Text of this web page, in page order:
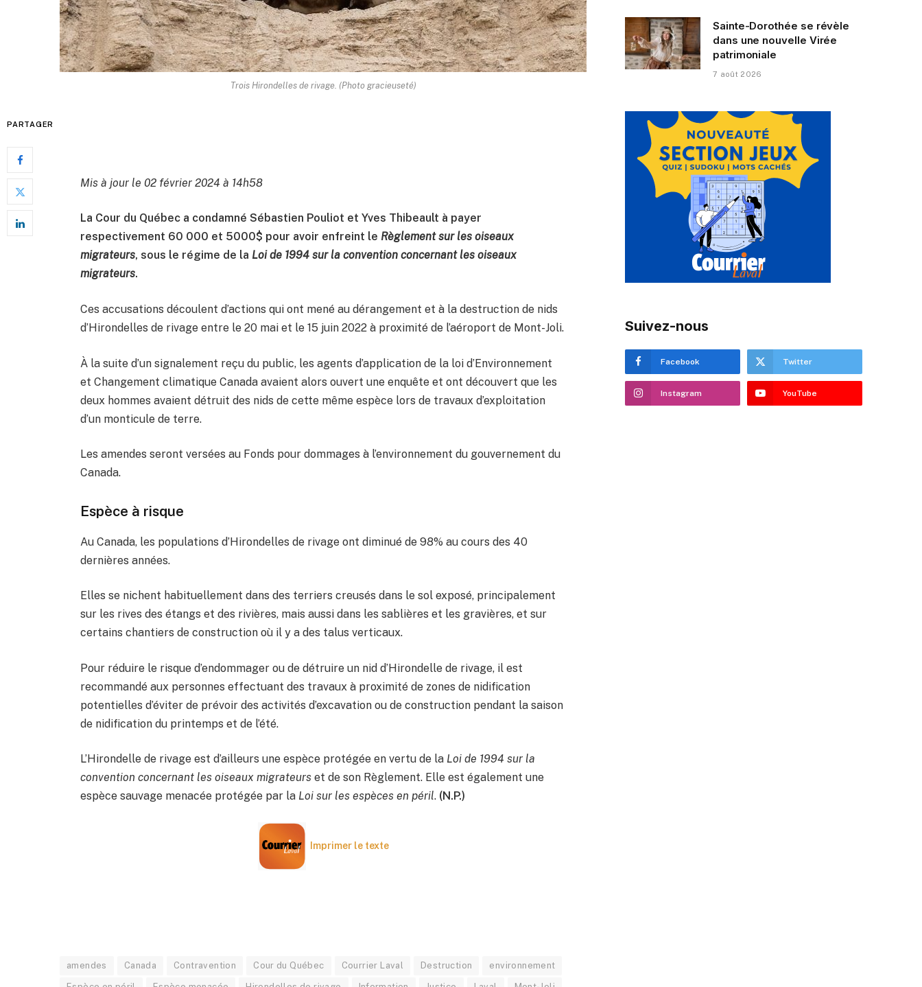
Trois Hirondelles de rivage. (Photo gracieuseté)
PARTAGER
Mis à jour le 02 février 2024 à 14h58
La Cour du Québec a condamné Sébastien Pouliot et Yves Thibeault à payer
respectivement 60 000 et 5000$ pour avoir enfreint le Règlement sur les oiseaux
migrateurs, sous le régime de la Loi de 1994 sur la convention concernant les oiseaux
migrateurs.
Ces accusations découlent d’actions qui ont mené au dérangement et à la destruction de nids
d’Hirondelles de rivage entre le 20 mai et le 15 juin 2022 à proximité de l’aéroport de Mont-Joli.
À la suite d’un signalement reçu du public, les agents d’application de la loi d’Environnement
et Changement climatique Canada avaient alors ouvert une enquête et ont découvert que les
deux hommes avaient détruit des nids de cette même espèce lors de travaux d’exploitation
d’un monticule de terre.
Les amendes seront versées au Fonds pour dommages à l’environnement du gouvernement du
Canada.
Espèce à risque
Au Canada, les populations d’Hirondelles de rivage ont diminué de 98% au cours des 40
dernières années.
Elles se nichent habituellement dans des terriers creusés dans le sol exposé, principalement
sur les rives des étangs et des rivières, mais aussi dans les sablières et les gravières, et sur
certains chantiers de construction où il y a des talus verticaux.
Pour réduire le risque d’endommager ou de détruire un nid d’Hirondelle de rivage, il est
recommandé aux personnes effectuant des travaux à proximité de zones de nidification
potentielles d’éviter de prévoir des activités d’excavation ou de construction pendant la saison
de nidification du printemps et de l’été.
L’Hirondelle de rivage est d’ailleurs une espèce protégée en vertu de la Loi de 1994 sur la
convention concernant les oiseaux migrateurs et de son Règlement. Elle est également une
espèce sauvage menacée protégée par la Loi sur les espèces en péril. (N.P.)
Imprimer le texte
amendes Canada Contravention Cour du Québec Courrier Laval Destruction environnement
Sainte-Dorothée se révèle
dans une nouvelle Virée
patrimoniale
7 août 2026
Suivez-nous
Facebook Twitter
Instagram YouTube